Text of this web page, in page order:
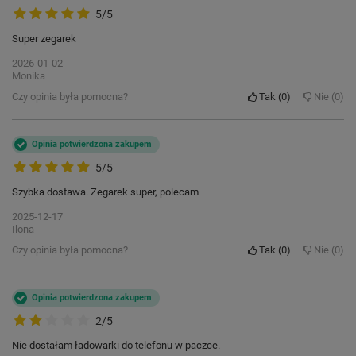
w nowoczesnym stylu
Zdrowie nie wyjdzie z mody, to ponadczasowy
trend. Colorum, jak żaden inny smartwatch, umie
obchodzić się z trendami.
Niezastąpione ficzery
krokomierz
licznik spalonych kalorii
powiadomienie o braku aktywności
kalendarz menstruacyjny
5/5
Super zegarek
2026-01-02
Monika
Czy opinia była pomocna?
Tak 0 Nie 0
5/5
Opinia potwierdzona zakupem
Szybka dostawa. Zegarek super, polecam
2025-12-17
Ilona
Czy opinia była pomocna?
Tak 0 Nie 0
2/5
Opinia potwierdzona zakupem
Nie dostałam ładowarki do telefonu w paczce.